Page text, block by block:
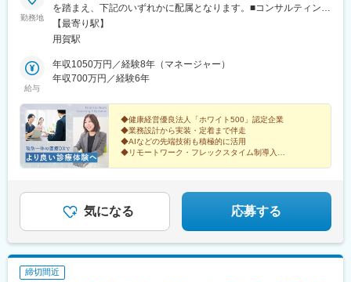
勤務地
を踏まえ、下記のいずれかに配属となります。■コンサルティング
事業部 分室東京都世田谷区用賀2-41-18 アーバンサイドテラス
1Fアクセス：東急田園都市線「用賀駅」徒歩2分◎柔軟な働き方
OK（週1日程度）※配属先やプロジェクトの進捗状況により、出社
中心となる場合もあります※入社当初はできる限り出社し、メンバ
煙対策：敷地内禁煙
【最寄り駅】
用賀駅
給与
年収1050万円／経験8年（マネージャー）
年収700万円／経験6年
◆健康経営優良法人「ホワイト500」認定企業
◆業務設計から実装・定着まで伴走
◆AIなどの先端技術も積極的に活用
◆リモートワーク・フレックスタイム制導入
気になる 応募する
締切間近